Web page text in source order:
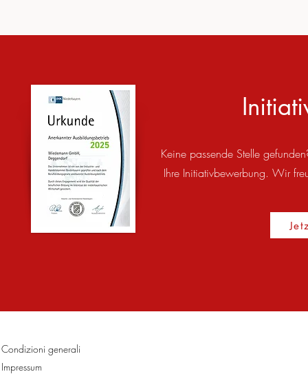
Keine passende Stelle
Ihre Initiativbewerbung. Wir
Condizioni generali
Impressum